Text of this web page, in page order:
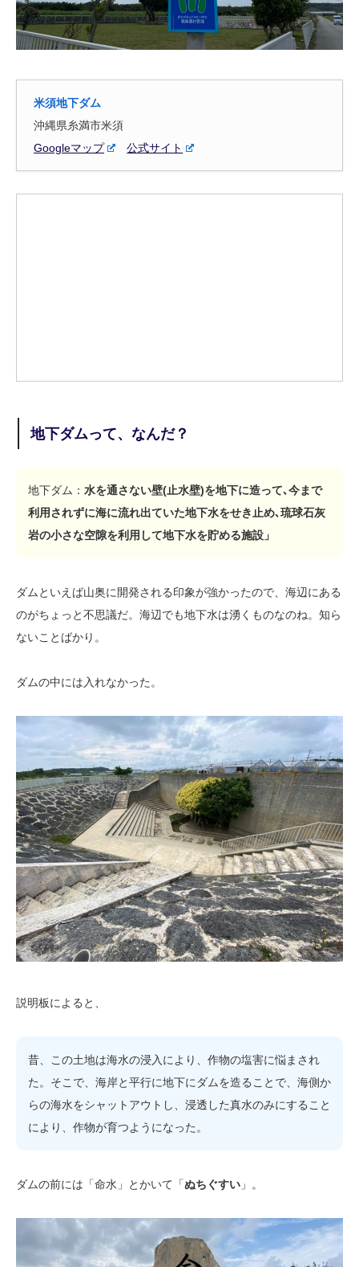
米須地下ダム
沖縄県糸満市米須
Googleマップ
公式サイト
地下ダムって、なんだ？
地下ダム： 水を通さない壁(止水壁)を地下に造って､今まで
利用されずに海に流れ出ていた地下水をせき止め､琉球石灰
岩の小さな空隙を利用して地下水を貯める施設」
ダムといえば山奥に開発される印象が強かったので、海辺にある
のがちょっと不思議だ。海辺でも地下水は湧くものなのね。知ら
ないことばかり。
ダムの中には入れなかった。
説明板によると、
昔、この土地は海水の浸入により、作物の塩害に悩まされ
た。そこで、海岸と平行に地下にダムを造ることで、海側か
らの海水をシャットアウトし、浸透した真水のみにすること
により、作物が育つようになった。
ダムの前には「命水」とかいて「ぬちぐすい 」。